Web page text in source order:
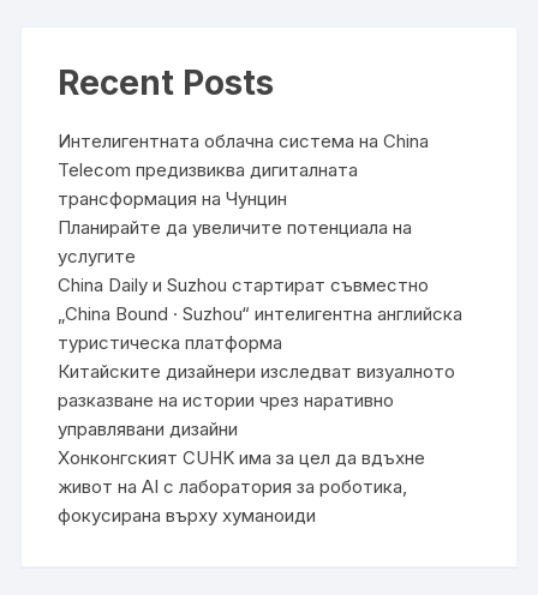
Recent Posts
Интелигентната облачна система на China
Telecom предизвиква дигиталната
трансформация на Чунцин
Планирайте да увеличите потенциала на
услугите
China Daily и Suzhou стартират съвместно
„China Bound · Suzhou“ интелигентна английска
туристическа платформа
Китайските дизайнери изследват визуалното
разказване на истории чрез наративно
управлявани дизайни
Хонконгският CUHK има за цел да вдъхне
живот на AI с лаборатория за роботика,
фокусирана върху хуманоиди